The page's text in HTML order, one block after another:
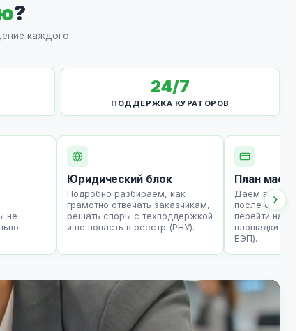
?
каждого
24/7
ПОДДЕРЖКА КУРАТОРОВ
не
Юридический блок
Подробно разбираем, как
грамотно отвечать заказчикам,
решать споры с техподдержкой
и не попасть в реестр (РНУ).
План
Даем вектор
после
перейти на
площадки
ЕЭП).